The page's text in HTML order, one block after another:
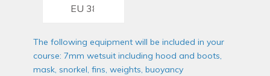
The following equipment will be included in your
course: 7mm wetsuit including hood and boots,
mask, snorkel, fins, weights, buoyancy